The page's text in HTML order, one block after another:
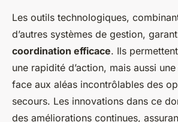
Les outils technologiques,
d’autres systèmes de gestion,
coordination efficace. Ils
une rapidité d’action, mais aussi
face aux aléas incontrôlables des
secours. Les innovations dans ce
des améliorations continues,